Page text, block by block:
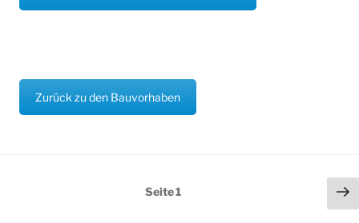
Zurück zu den Bauvorhaben
SeitennummerierungSeite1